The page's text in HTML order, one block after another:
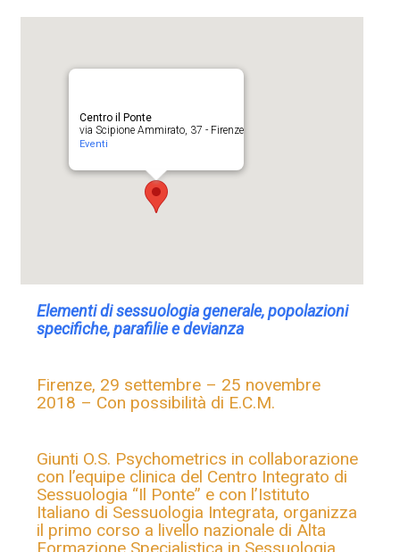
Centro il Ponte
via Scipione Ammirato, 37 - Firenze
Eventi
Elementi di sessuologia generale, popolazioni
specifiche, parafilie e devianza
Firenze, 29 settembre – 25 novembre
2018 – Con possibilità di E.C.M.
Giunti O.S. Psychometrics in collaborazione
con l’equipe clinica del Centro Integrato di
Sessuologia “Il Ponte” e con l’Istituto
Italiano di Sessuologia Integrata, organizza
il primo corso a livello nazionale di Alta